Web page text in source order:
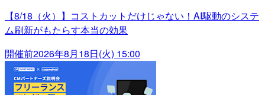
【8/18（火）】コストカットだけじゃない！AI駆動のシステ
ム刷新がもたらす本当の効果
開催前2026年8月18日(火) 15:00